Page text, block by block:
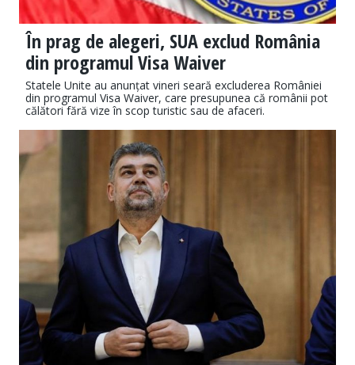
În prag de alegeri, SUA exclud România
din programul Visa Waiver
Statele Unite au anunțat vineri seară excluderea României
din programul Visa Waiver, care presupunea că românii pot
călători fără vize în scop turistic sau de afaceri.